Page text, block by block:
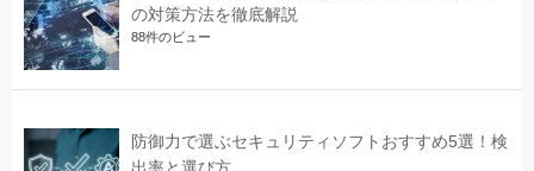
の対策方法を徹底解説
88件のビュー
防御力で選ぶセキュリティソフトおすすめ5選！検